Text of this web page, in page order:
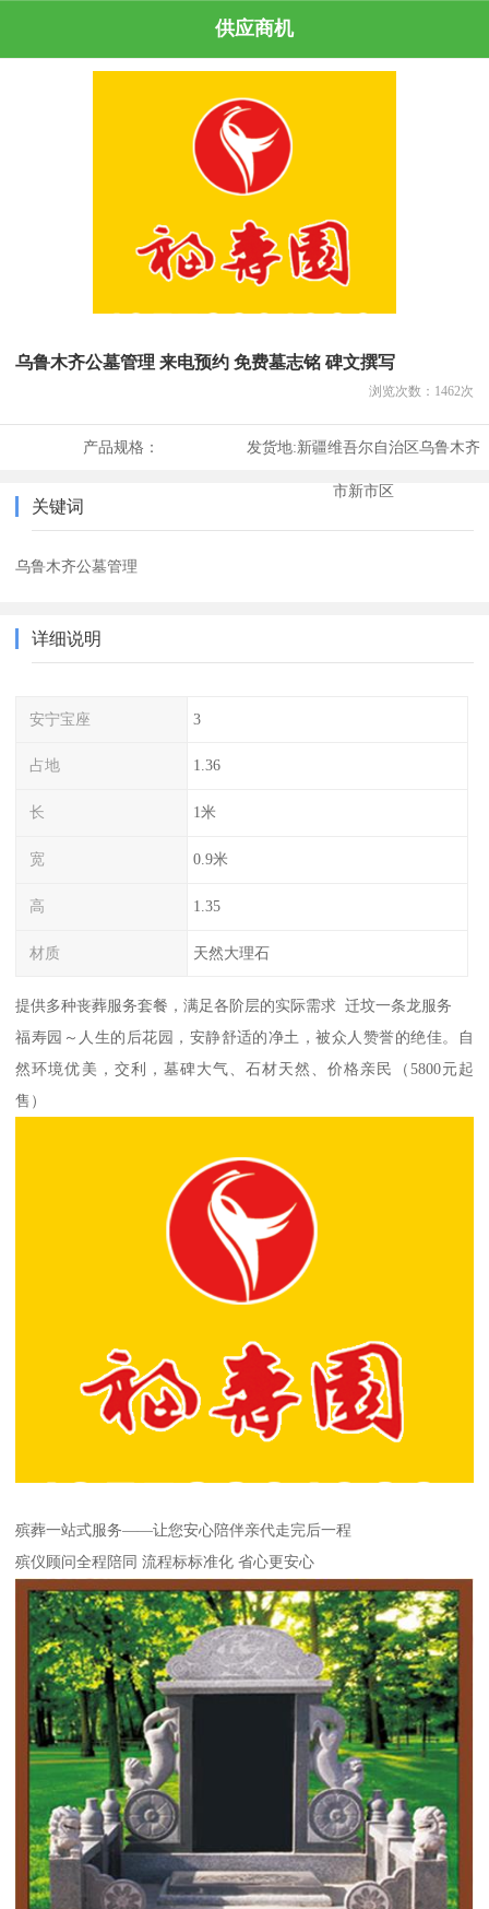
供应商机
乌鲁木齐公墓管理 来电预约 免费墓志铭 碑文撰写
浏览次数： 1462次
产品规格： 发货地:新疆维吾尔自治区乌鲁木齐
市新市区
关键词
乌鲁木齐公墓管理
详细说明
安宁宝座 3
占地 1.36
长 1米
宽 0.9米
高 1.35
材质 天然大理石
提供多种丧葬服务套餐，满足各阶层的实际需求 迁坟一条龙服务
福寿园～人生的后花园，安静舒适的净土，被众人赞誉的绝佳。自
然环境优美，交利，墓碑大气、石材天然、价格亲民（5800元起
售）
殡葬一站式服务——让您安心陪伴亲代走完后一程
殡仪顾问全程陪同 流程标标准化 省心更安心